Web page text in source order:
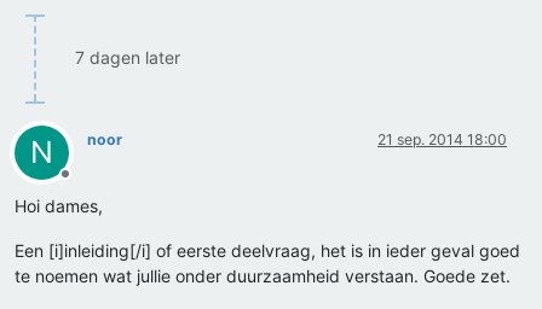
7 dagen later
N
Offline
noor 21 sep. 2014 18:00
Hoi dames,
Een [i]inleiding[/i] of eerste deelvraag, het is in ieder geval goed
te noemen wat jullie onder duurzaamheid verstaan. Goede zet.